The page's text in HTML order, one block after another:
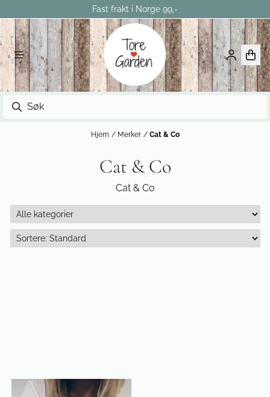
Fast frakt i Norge 99,-
Hjem / Merker / Cat & Co
Cat & Co
Cat & Co